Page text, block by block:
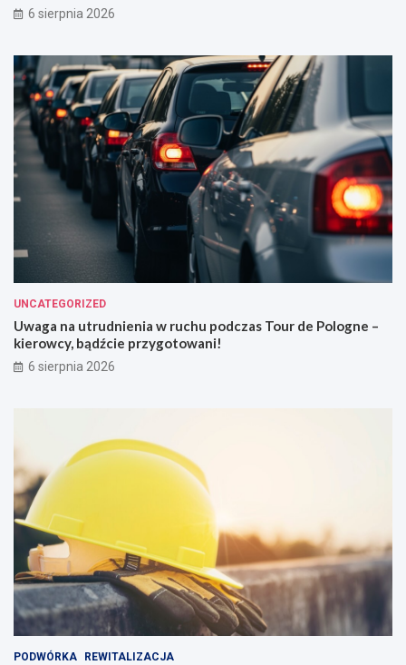
6 sierpnia 2026
UNCATEGORIZED
Uwaga na utrudnienia w ruchu podczas Tour de Pologne –
kierowcy, bądźcie przygotowani!
6 sierpnia 2026
PODWÓRKA REWITALIZACJA